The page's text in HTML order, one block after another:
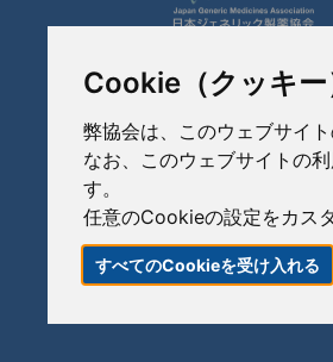
Cookie（クッキー
弊協会は、このウェブサイ
なお、このウェブサイトの
す。
任意のCookieの設定をカス
すべてのCookieを受け入れる
JGA 日本ジェネ
〒103-0023
東京都中央区日本橋本町
TEL: 03-3279-1890 /
リンク サイトポ